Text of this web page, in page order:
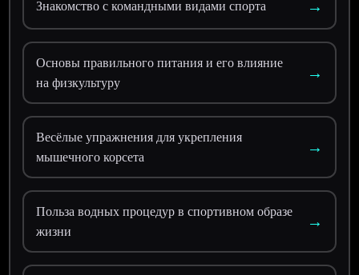
Знакомство с командными видами спорта →
Основы правильного питания и его влияние
на физкультуру
→
Весёлые упражнения для укрепления
мышечного корсета
→
Польза водных процедур в спортивном образе
жизни
→